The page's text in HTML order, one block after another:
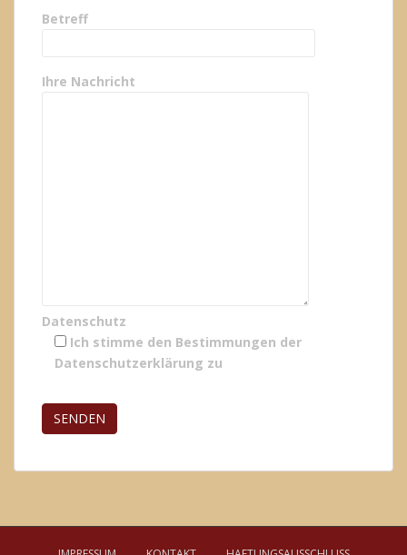
Betreff
Ihre Nachricht
Datenschutz
Ich stimme den Bestimmungen der
Datenschutzerklärung zu